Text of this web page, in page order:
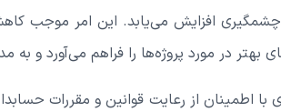
چشمگیری افزایش می‌یابد. این امر موجب
در مورد پروژه‌ها را فراهم می‌آورد و به
با اطمینان از رعایت قوانین و مقررات